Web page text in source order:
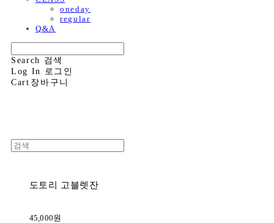
oneday
regular
Q&A
Search 검색
Log In 로그인
Cart 장바구니
도토리 고블렛잔
45,000원